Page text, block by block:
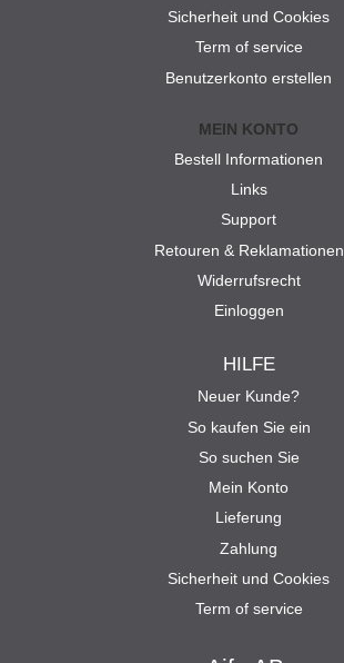
Sicherheit und Cookies
Term of service
Benutzerkonto erstellen
MEIN KONTO
Bestell Informationen
Links
Support
Retouren & Reklamationen
Widerrufsrecht
Einloggen
HILFE
Neuer Kunde?
So kaufen Sie ein
So suchen Sie
Mein Konto
Lieferung
Zahlung
Sicherheit und Cookies
Term of service